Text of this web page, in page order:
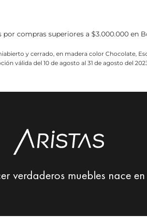
por compras superiores a $3.000.000 en
y cerrado, en madera color Chocolate,
válida del 10 de agosto al 31 de agosto del
verdaderos muebles nace